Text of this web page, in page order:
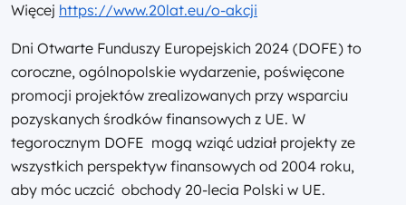
Więcej https://www.20lat.eu/o-akcji
Dni Otwarte Funduszy Europejskich 2024 (DOFE) to
coroczne, ogólnopolskie wydarzenie, poświęcone
promocji projektów zrealizowanych przy wsparciu
pozyskanych środków finansowych z UE. W
tegorocznym DOFE mogą wziąć udział projekty ze
wszystkich perspektyw finansowych od 2004 roku,
aby móc uczcić obchody 20-lecia Polski w UE.